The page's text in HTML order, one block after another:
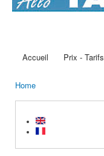
Main menu
Accueil Prix - Tarifs
Home